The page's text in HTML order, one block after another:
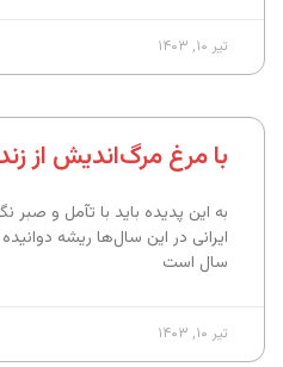
تیر ۱۰, ۱۴۰۳
با مرغ مرگ‌اندیش از
به این پدیده باید با تآمل و صبر
ایرانی در این سال‌ها ریشه
سال است
تیر ۱۰, ۱۴۰۳